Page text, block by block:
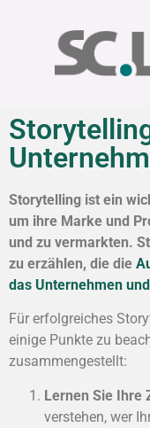
Storytelling ist ein
um ihre Marke und
und zu vermarkten.
zu erzählen, die die
das Unternehmen
Für erfolgreiches
einige Punkte zu
zusammengestellt:
Lernen Sie Ihre
verstehen, wer